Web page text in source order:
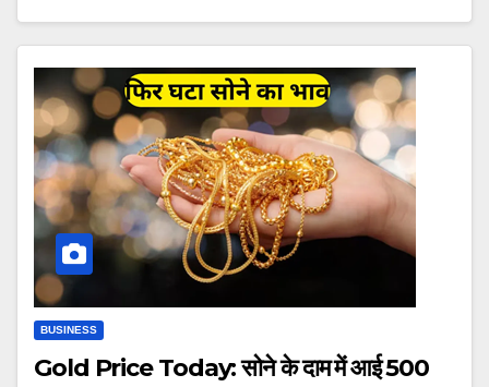
BUSINESS
Gold Price Today: सोने के दाम में आई ₹500